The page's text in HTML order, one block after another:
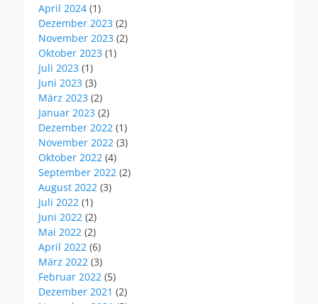
April 2024 (1)
Dezember 2023 (2)
November 2023 (2)
Oktober 2023 (1)
Juli 2023 (1)
Juni 2023 (3)
März 2023 (2)
Januar 2023 (2)
Dezember 2022 (1)
November 2022 (3)
Oktober 2022 (4)
September 2022 (2)
August 2022 (3)
Juli 2022 (1)
Juni 2022 (2)
Mai 2022 (2)
April 2022 (6)
März 2022 (3)
Februar 2022 (5)
Dezember 2021 (2)